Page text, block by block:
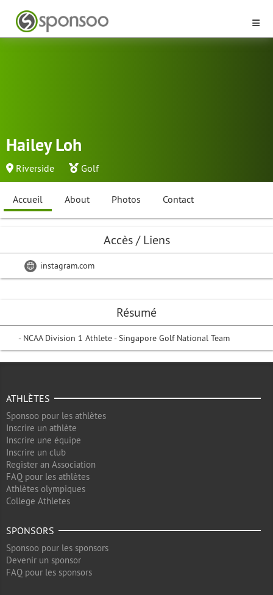
Hailey Loh
Riverside Golf
Accueil About Photos Contact
Résumé
- NCAA Division 1 Athlete - Singapore Golf National Team
Accès / Liens
instagram.com
ATHLÈTES
Sponsoo pour les athlètes
Inscrire un athlète
Inscrire une équipe
Inscrire un club
Register an Association
FAQ pour les athlètes
Athlètes olympiques
College Athletes
SPONSORS
Sponsoo pour les sponsors
Devenir un sponsor
FAQ pour les sponsors